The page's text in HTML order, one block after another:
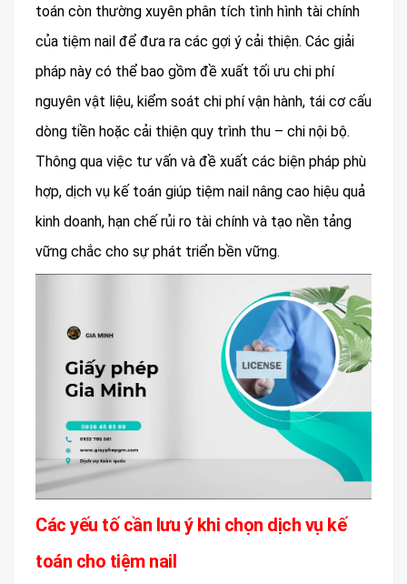
toán còn thường xuyên phân tích tình hình tài chính
của tiệm nail để đưa ra các gợi ý cải thiện. Các giải
pháp này có thể bao gồm đề xuất tối ưu chi phí
nguyên vật liệu, kiểm soát chi phí vận hành, tái cơ cấu
dòng tiền hoặc cải thiện quy trình thu – chi nội bộ.
Thông qua việc tư vấn và đề xuất các biện pháp phù
hợp, dịch vụ kế toán giúp tiệm nail nâng cao hiệu quả
kinh doanh, hạn chế rủi ro tài chính và tạo nền tảng
vững chắc cho sự phát triển bền vững.
Các yếu tố cần lưu ý khi chọn dịch vụ kế
toán cho tiệm nail